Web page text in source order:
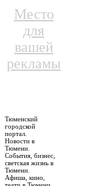
Место
для
вашей
рекламы
Тюменский
городской
портал.
Новости в
Тюмени.
События, бизнес,
светская жизнь в
Тюмени.
Афиша, кино,